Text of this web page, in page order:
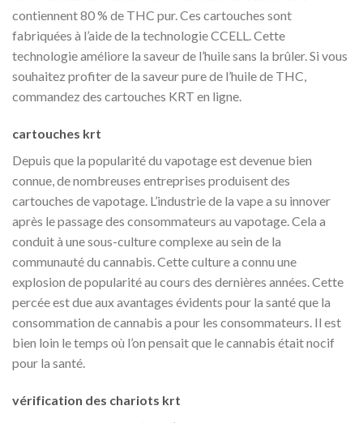
contiennent 80 % de THC pur. Ces cartouches sont
fabriquées à l’aide de la technologie CCELL. Cette
technologie améliore la saveur de l’huile sans la brûler. Si vous
souhaitez profiter de la saveur pure de l’huile de THC,
commandez des cartouches KRT en ligne.
cartouches krt
Depuis que la popularité du vapotage est devenue bien
connue, de nombreuses entreprises produisent des
cartouches de vapotage. L’industrie de la vape a su innover
après le passage des consommateurs au vapotage. Cela a
conduit à une sous-culture complexe au sein de la
communauté du cannabis. Cette culture a connu une
explosion de popularité au cours des dernières années. Cette
percée est due aux avantages évidents pour la santé que la
consommation de cannabis a pour les consommateurs. Il est
bien loin le temps où l’on pensait que le cannabis était nocif
pour la santé.
vérification des chariots krt